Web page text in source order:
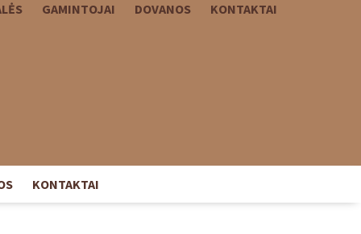
GAMINTOJAI DOVANOS KONTAKTAI
KONTAKTAI